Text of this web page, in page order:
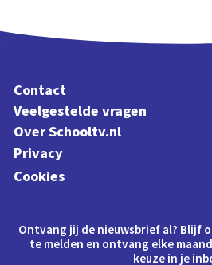
Contact
Veelgestelde vragen
Over Schooltv.nl
Privacy
Cookies
Ontvang jij de nieuwsbrief al? Blijf
te melden en ontvang elke
keuze in je